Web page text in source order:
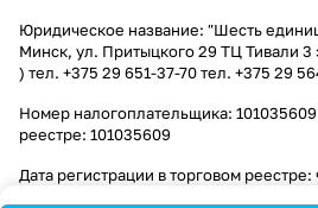
Юридическое название: "Шесть
Минск, ул. Притыцкого 29 ТЦ Тивали 3
) тел. +375 29 651-37-70 тел. +375 29
Номер налогоплательщика:
реестре: 101035609
Дата регистрации в торговом реестре: